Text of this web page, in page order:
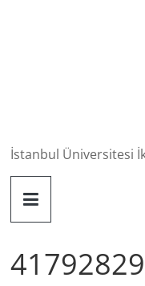
İstanbul Üniversitesi